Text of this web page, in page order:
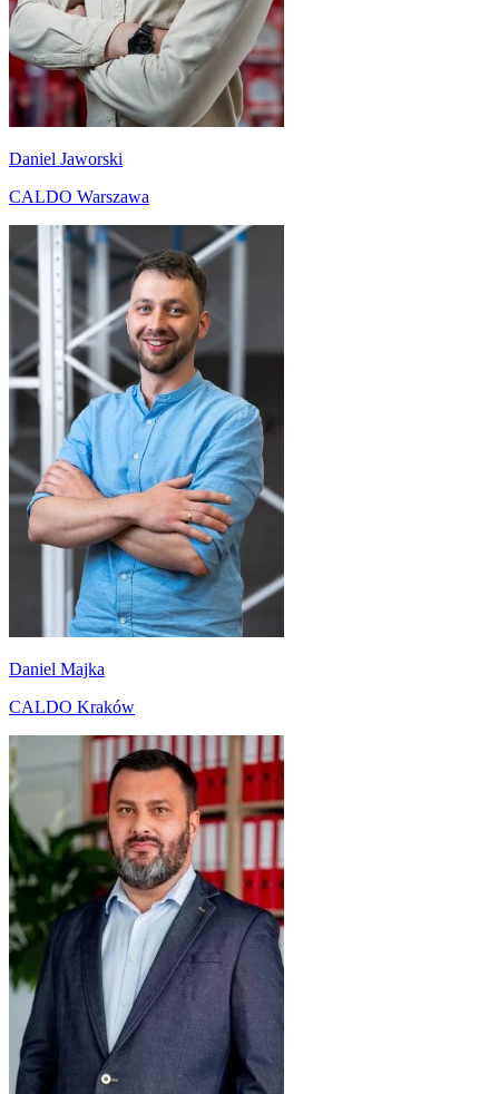
Daniel Jaworski
CALDO Warszawa
Daniel Majka
CALDO Kraków